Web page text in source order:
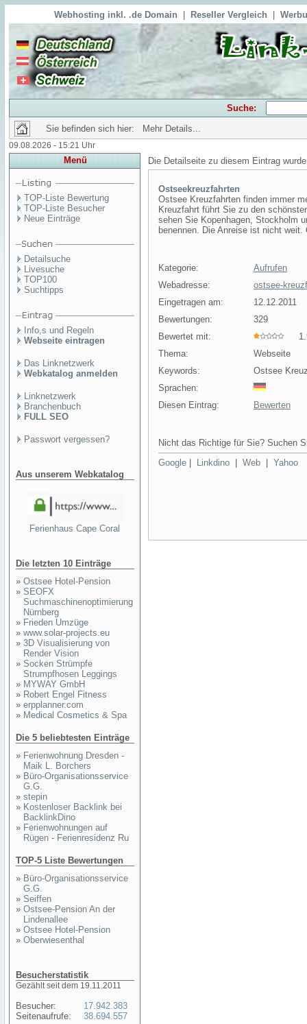
Webhosting inkl. .de Domain Reseller Vergleich
Suche:
Sie befinden sich hier: Mehr Details...
09.08.2026 - 15:21 Uhr
Menü
TOP-Liste Bewertung
TOP-Liste Besucher
Neue Einträge
Detailsuche
Livesuche
TOP100
Suchtipps
Info,s und Regeln
Webseite eintragen
Das Linknetzwerk
Webkatalog anmelden
Linknetzwerk
Branchenbuch
FULL SEO
Passwort vergessen?
Aus unserem Webkatalog
Ferienhaus Cape Coral
Die letzten 10 Einträge
» Ostsee Hotel-Pension
» SEOFX
Suchmaschinenoptimierung
Nürnberg
» Frieden Umzüge
» www.solar-projects.eu
» 3D Visualisierung von
Render Vision
» Socken Strümpfe
Strumpfhosen Leggings
» MYWAY GmbH
» Robert Engel Fitness
» erpplanner.com
» Medical Cosmetics & Spa
Die 5 beliebtesten Einträge
» Ferienwohnung Dresden -
Maik L. Borchers
» Büro-Organisationsservice
G.G.
» stepin
» Kostenloser Backlink bei
BacklinkDino
» Ferienwohnungen auf
Rügen - Ferienresidenz Ru
TOP-5 Liste Bewertungen
» Büro-Organisationsservice
G.G.
» Seiffen
» Ostsee-Pension An der
Lindenallee
» Ostsee Hotel-Pension
» Oberwiesenthal
Besucherstatistik
Gezählt seit dem 19.11.2011
Besucher:
Seitenaufrufe:
17.942.383
38.694.557
Die Detailseite zu diesem Eintrag
Ostseekreuzfahrten
Ostsee Kreuzfahrten finden immer
Kreuzfahrt führt Sie zu den
sehen Sie Kopenhagen, Stockholm
benennen. Die Anreise ist nicht
Kategorie:
Aufrufen
Webadresse:
ostsee-
Eingetragen am:
12.12.2011
Bewertungen:
329
Bewertet mit:
Thema:
Webseite
Keywords:
Ostsee
Sprachen:
Diesen Eintrag:
Bewerten
Nicht das Richtige für Sie? Suchen
Google
Linkdino Web Yahoo